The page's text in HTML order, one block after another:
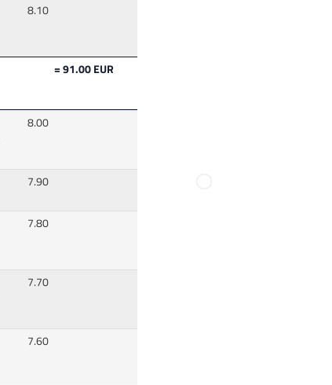
8.10
= 91.00 EUR
8.00
7.90
7.80
7.70
7.60